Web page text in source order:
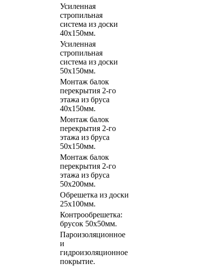
Усиленная
стропильная
система из доски
40х150мм.
Усиленная
стропильная
система из доски
50х150мм.
Монтаж балок
перекрытия 2-го
этажа из бруса
40х150мм.
Монтаж балок
перекрытия 2-го
этажа из бруса
50х150мм.
Монтаж балок
перекрытия 2-го
этажа из бруса
50х200мм.
Обрешетка из доски
25х100мм.
Контрообрешетка:
брусок 50х50мм.
Пароизоляционное
и
гидроизоляционное
покрытие.